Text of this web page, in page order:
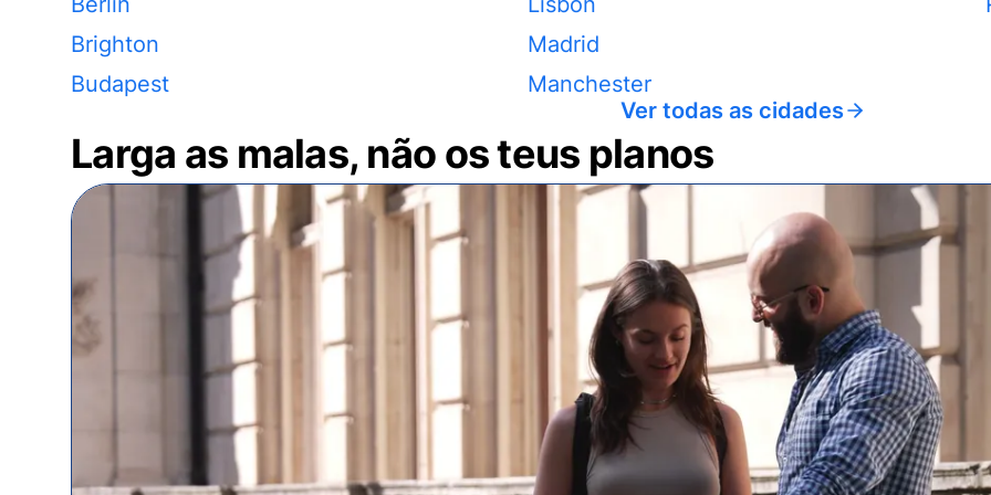
Brighton
Budapest
Madrid
Manchester
Ver todas as cidades
Larga as malas, não os teus planos